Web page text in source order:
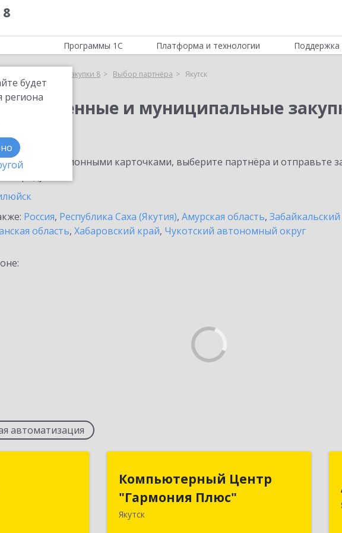
будет
региона
Программы 1С Платформа и технологии Поддержка
и муниципальные закупки 8 Выбор партнёра Якутск
и муниципальные
с информационными карточками, выберите партнёра и отправьте
Россия, Республика Саха (Якутия), Амурская область,
область, Хабаровский край, Чукотский автономный округ
автоматизация
Компьютерный Центр
"Гармония Плюс"
Якутск
Компьютерный Центр
"Гармония Плюс"
677000, Саха /Якутия/ Респ, г.о.город